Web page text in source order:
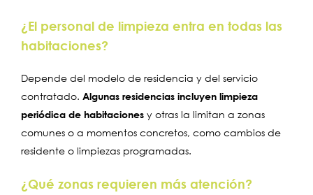
¿El personal de limpieza entra en todas las
habitaciones?
Depende del modelo de residencia y del servicio
contratado. Algunas residencias incluyen limpieza
periódica de habitaciones y otras la limitan a zonas
comunes o a momentos concretos, como cambios de
residente o limpiezas programadas.
¿Qué zonas requieren más atención?